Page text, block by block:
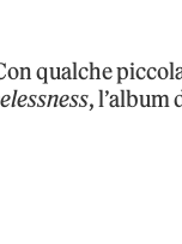
qualche
, l’album